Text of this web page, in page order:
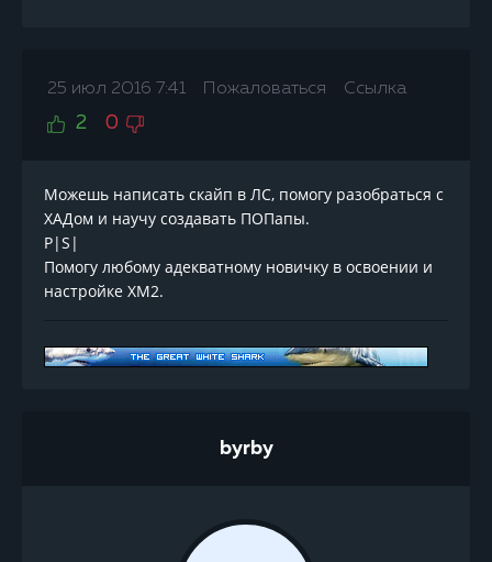
25 июл 2016 7:41 Пожаловаться Ссылка
2 0
Можешь написать скайп в ЛС, помогу разобраться с
ХАДом и научу создавать ПОПапы.
P|S|
Помогу любому адекватному новичку в освоении и
настройке ХМ2.
byrby